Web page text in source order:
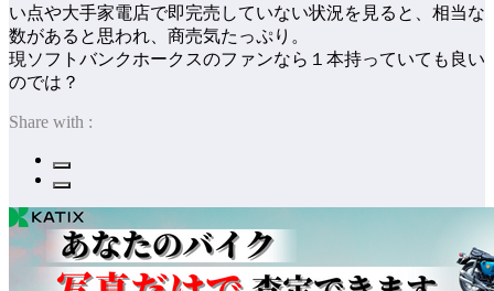
い点や大手家電店で即完売していない状況を見ると、相当な
数があると思われ、商売気たっぷり。
現ソフトバンクホークスのファンなら１本持っていても良い
のでは？
Share with :